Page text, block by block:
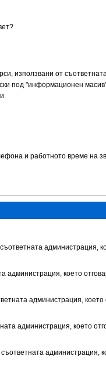
използвани от
под "информационен
и работното време на
администрация,
администрация, което
администрация,
администрация, което
администрация,